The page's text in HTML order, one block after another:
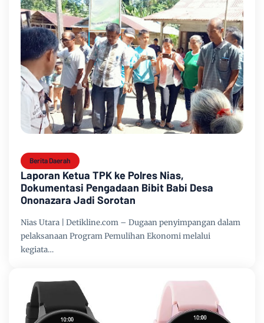
Berita Daerah
Laporan Ketua TPK ke Polres Nias,
Dokumentasi Pengadaan Bibit Babi Desa
Ononazara Jadi Sorotan
Nias Utara | Detikline.com – Dugaan penyimpangan dalam
pelaksanaan Program Pemulihan Ekonomi melalui
kegiata…